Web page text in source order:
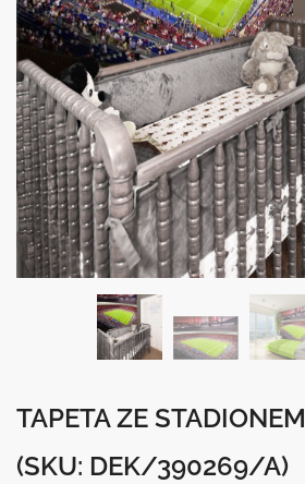
TAPETA ZE STADIONEM
(SKU: DEK/390269/A)